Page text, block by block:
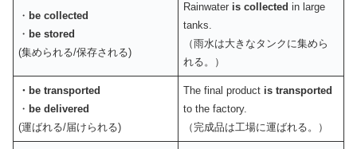
・ be collected
・ be stored
(集められる/保存される)
Rainwater is collected in large
tanks.
（雨水は大きなタンクに集めら
れる。）
・be transported
・ be delivered
(運ばれる/届けられる)
The final product is transported
to the factory.
（完成品は工場に運ばれる。）